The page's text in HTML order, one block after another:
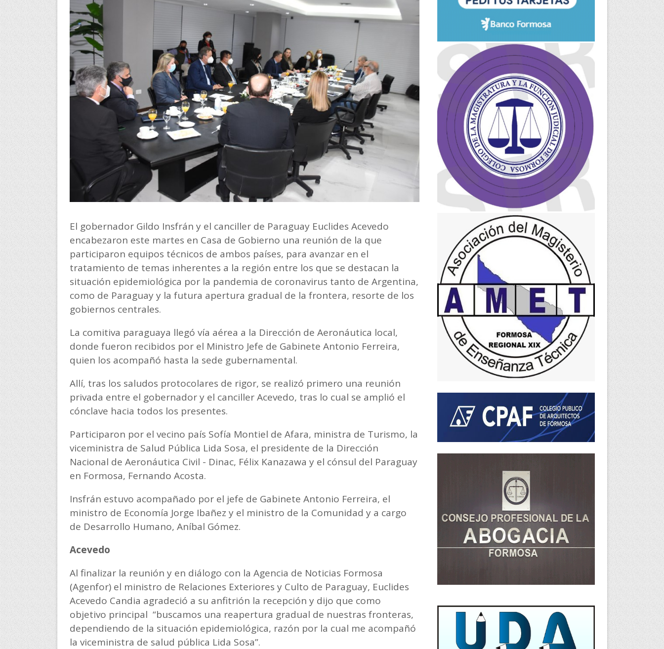
El gobernador Gildo Insfrán y el canciller de Paraguay Euclides Acevedo
encabezaron este martes en Casa de Gobierno una reunión de la que
participaron equipos técnicos de ambos países, para avanzar en el
tratamiento de temas inherentes a la región entre los que se destacan la
situación epidemiológica por la pandemia de coronavirus tanto de Argentina,
como de Paraguay y la futura apertura gradual de la frontera, resorte de los
gobiernos centrales.
La comitiva paraguaya llegó vía aérea a la Dirección de Aeronáutica local,
donde fueron recibidos por el Ministro Jefe de Gabinete Antonio Ferreira,
quien los acompañó hasta la sede gubernamental.
Allí, tras los saludos protocolares de rigor, se realizó primero una reunión
privada entre el gobernador y el canciller Acevedo, tras lo cual se amplió el
cónclave hacia todos los presentes.
Participaron por el vecino país Sofía Montiel de Afara, ministra de Turismo, la
viceministra de Salud Pública Lida Sosa, el presidente de la Dirección
Nacional de Aeronáutica Civil - Dinac, Félix Kanazawa y el cónsul del Paraguay
en Formosa, Fernando Acosta.
Insfrán estuvo acompañado por el jefe de Gabinete Antonio Ferreira, el
ministro de Economía Jorge Ibañez y el ministro de la Comunidad y a cargo
de Desarrollo Humano, Aníbal Gómez.
Acevedo
Al finalizar la reunión y en diálogo con la Agencia de Noticias Formosa
(Agenfor) el ministro de Relaciones Exteriores y Culto de Paraguay, Euclides
Acevedo Candia agradeció a su anfitrión la recepción y dijo que como
objetivo principal “buscamos una reapertura gradual de nuestras fronteras,
dependiendo de la situación epidemiológica, razón por la cual me acompañó
la viceministra de salud pública Lida Sosa”.